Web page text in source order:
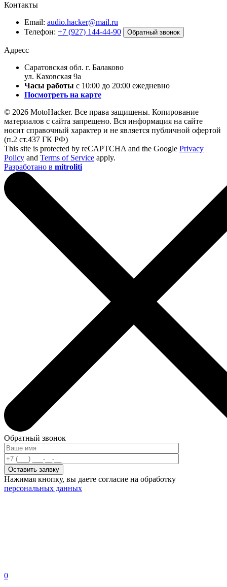
Контакты
Email: audio.hacker@mail.ru
Телефон: +7 (927) 144-44-90 Обратный звонок
Адресс
Саратовская обл. г. Балаково
ул. Каховская 9а
Часы работы с 10:00 до 20:00 ежедневно
Посмотреть на карте
© 2026 MotoHacker. Все права защищены. Копирование
материалов с сайта запрещено. Вся информация на сайте
носит справочный характер и не является публичной офертой
(п.2 ст.437 ГК РФ)
This site is protected by reCAPTCHA and the Google Privacy
Policy and Terms of Service apply.
Разработано в mitroliti
Обратный звонок
Нажимая кнопку, вы даете согласие на обработку
персональных данных
0